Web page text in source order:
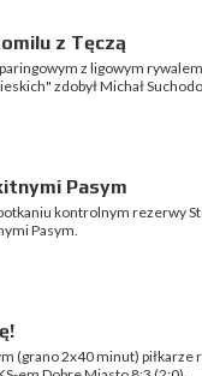
z Tęczą
z ligowym
zdobył Michał
Pasym
kontrolnym rezerwy
Pasym.
(grano 2x40 minut) piłkarze